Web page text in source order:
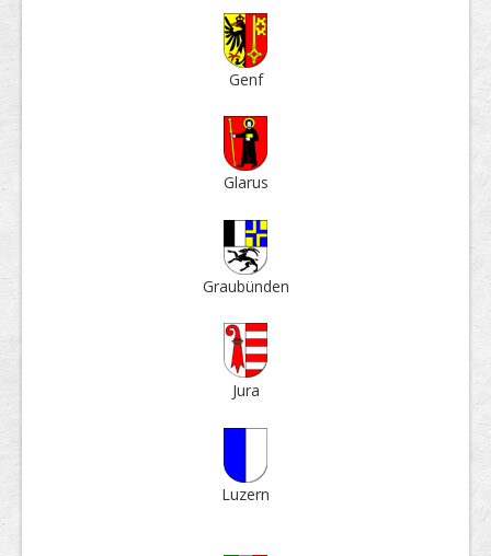
Genf
Glarus
Grau­bün­den
Jura
Luzern